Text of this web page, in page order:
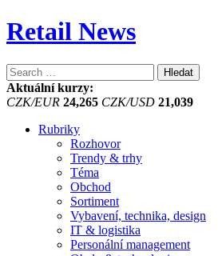
Retail News
Vyhledávání
Aktuální kurzy:
CZK/EUR 24,265 CZK/USD 21,039
Rubriky
Rozhovor
Trendy & trhy
Téma
Obchod
Sortiment
Vybavení, technika, design
IT & logistika
Personální management